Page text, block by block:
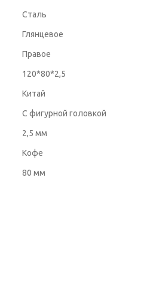
Сталь
Глянцевое
Правое
120*80*2,5
Китай
С фигурной головкой
2,5 мм
Кофе
80 мм